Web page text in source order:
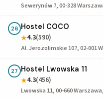
Sewerynów 7, 00-328
26 Hostel COCO
★4.3(590)
Al. Jerozolimskie 107, 02-001
27 Hostel Lwowska 11
★4.3(456)
Lwowska 11, 00-660